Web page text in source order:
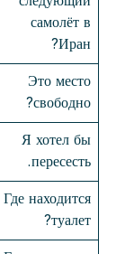
самолёт в
Иран?
Это место
свободно?
Я хотел бы
пересесть.
Где находится
туалет?